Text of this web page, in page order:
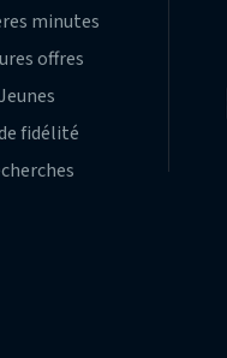
minutes
offres
fidélité